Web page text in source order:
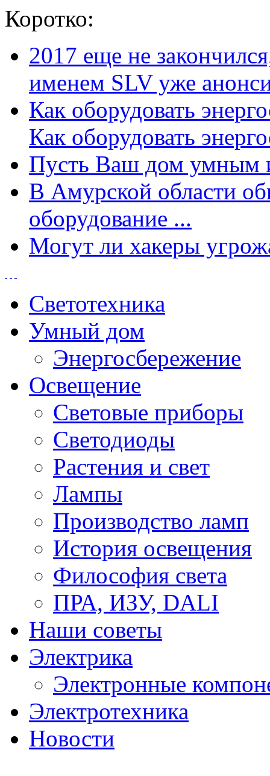
Коротко:
2017 еще не
именем SLV уже
Как оборудовать
Как оборудовать
Пусть Ваш дом умным
В Амурской области
оборудование ...
Могут ли хакеры
Светотехника
Умный дом
Энергосбережение
Освещение
Световые приборы
Светодиоды
Растения и свет
Лампы
Производство ламп
История освещения
Философия света
ПРА, ИЗУ, DALI
Наши советы
Электрика
Электронные
Электротехника
Новости